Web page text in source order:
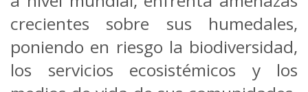
crecientes sobre sus humedales,
poniendo en riesgo la biodiversidad,
los servicios ecosistémicos y los